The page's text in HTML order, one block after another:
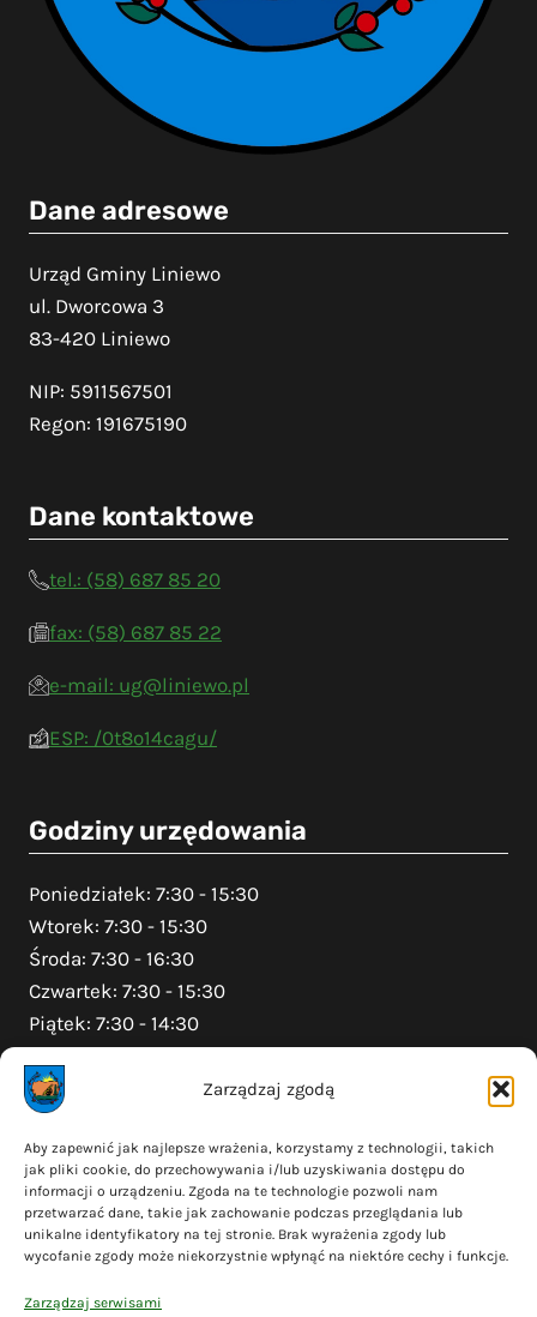
Zarządzaj zgodą
Aby zapewnić jak najlepsze wrażenia, korzystamy z technologii, takich
jak pliki cookie, do przechowywania i/lub uzyskiwania dostępu do
informacji o urządzeniu. Zgoda na te technologie pozwoli nam
przetwarzać dane, takie jak zachowanie podczas przeglądania lub
unikalne identyfikatory na tej stronie. Brak wyrażenia zgody lub
wycofanie zgody może niekorzystnie wpłynąć na niektóre cechy i funkcje.
Zarządzaj serwisami
Dane adresowe
Urząd Gminy Liniewo
ul. Dworcowa 3
83-420 Liniewo
NIP: 5911567501
Regon: 191675190
Dane kontaktowe
tel.: (58) 687 85 20
fax: (58) 687 85 22
e-mail: ug@liniewo.pl
ESP: /0t8o14cagu/
Godziny urzędowania
Poniedziałek: 7:30 - 15:30
Wtorek: 7:30 - 15:30
Środa: 7:30 - 16:30
Czwartek: 7:30 - 15:30
Piątek: 7:30 - 14:30
Na skróty
Polityka prywatności
Polityka plików cookies (EU)
Deklaracja dostępności
Mapa serwisu